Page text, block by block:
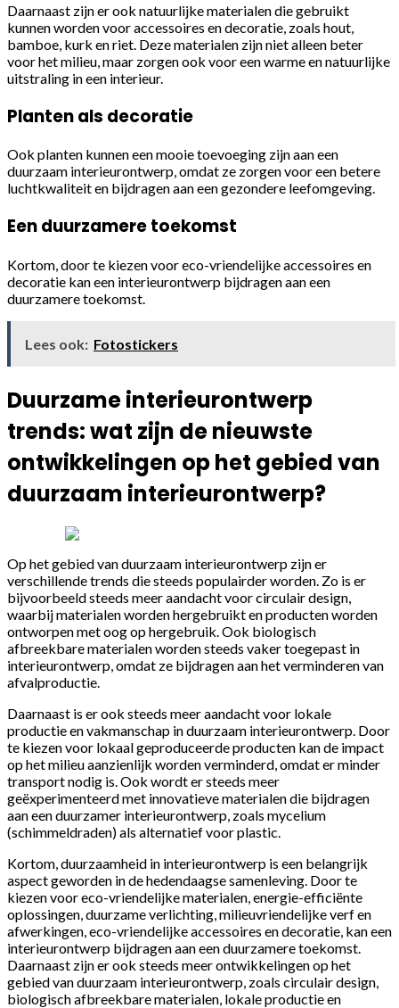
Daarnaast zijn er ook natuurlijke materialen die gebruikt
kunnen worden voor accessoires en decoratie, zoals hout,
bamboe, kurk en riet. Deze materialen zijn niet alleen beter
voor het milieu, maar zorgen ook voor een warme en natuurlijke
uitstraling in een interieur.
Planten als decoratie
Ook planten kunnen een mooie toevoeging zijn aan een
duurzaam interieurontwerp, omdat ze zorgen voor een betere
luchtkwaliteit en bijdragen aan een gezondere leefomgeving.
Een duurzamere toekomst
Kortom, door te kiezen voor eco-vriendelijke accessoires en
decoratie kan een interieurontwerp bijdragen aan een
duurzamere toekomst.
Lees ook: Fotostickers
Duurzame interieurontwerp
trends: wat zijn de nieuwste
ontwikkelingen op het gebied van
duurzaam interieurontwerp?
Op het gebied van duurzaam interieurontwerp zijn er
verschillende trends die steeds populairder worden. Zo is er
bijvoorbeeld steeds meer aandacht voor circulair design,
waarbij materialen worden hergebruikt en producten worden
ontworpen met oog op hergebruik. Ook biologisch
afbreekbare materialen worden steeds vaker toegepast in
interieurontwerp, omdat ze bijdragen aan het verminderen van
afvalproductie.
Daarnaast is er ook steeds meer aandacht voor lokale
productie en vakmanschap in duurzaam interieurontwerp. Door
te kiezen voor lokaal geproduceerde producten kan de impact
op het milieu aanzienlijk worden verminderd, omdat er minder
transport nodig is. Ook wordt er steeds meer
geëxperimenteerd met innovatieve materialen die bijdragen
aan een duurzamer interieurontwerp, zoals mycelium
(schimmeldraden) als alternatief voor plastic.
Kortom, duurzaamheid in interieurontwerp is een belangrijk
aspect geworden in de hedendaagse samenleving. Door te
kiezen voor eco-vriendelijke materialen, energie-efficiënte
oplossingen, duurzame verlichting, milieuvriendelijke verf en
afwerkingen, eco-vriendelijke accessoires en decoratie, kan een
interieurontwerp bijdragen aan een duurzamere toekomst.
Daarnaast zijn er ook steeds meer ontwikkelingen op het
gebied van duurzaam interieurontwerp, zoals circulair design,
biologisch afbreekbare materialen, lokale productie en